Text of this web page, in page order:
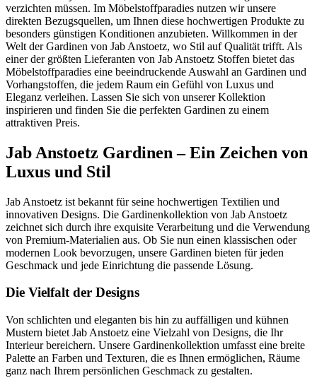
verzichten müssen. Im Möbelstoffparadies nutzen wir unsere
direkten Bezugsquellen, um Ihnen diese hochwertigen Produkte zu
besonders günstigen Konditionen anzubieten. Willkommen in der
Welt der Gardinen von Jab Anstoetz, wo Stil auf Qualität trifft. Als
einer der größten Lieferanten von Jab Anstoetz Stoffen bietet das
Möbelstoffparadies eine beeindruckende Auswahl an Gardinen und
Vorhangstoffen, die jedem Raum ein Gefühl von Luxus und
Eleganz verleihen. Lassen Sie sich von unserer Kollektion
inspirieren und finden Sie die perfekten Gardinen zu einem
attraktiven Preis.
Jab Anstoetz Gardinen – Ein Zeichen von
Luxus und Stil
Jab Anstoetz ist bekannt für seine hochwertigen Textilien und
innovativen Designs. Die Gardinenkollektion von Jab Anstoetz
zeichnet sich durch ihre exquisite Verarbeitung und die Verwendung
von Premium-Materialien aus. Ob Sie nun einen klassischen oder
modernen Look bevorzugen, unsere Gardinen bieten für jeden
Geschmack und jede Einrichtung die passende Lösung.
Die Vielfalt der Designs
Von schlichten und eleganten bis hin zu auffälligen und kühnen
Mustern bietet Jab Anstoetz eine Vielzahl von Designs, die Ihr
Interieur bereichern. Unsere Gardinenkollektion umfasst eine breite
Palette an Farben und Texturen, die es Ihnen ermöglichen, Räume
ganz nach Ihrem persönlichen Geschmack zu gestalten.